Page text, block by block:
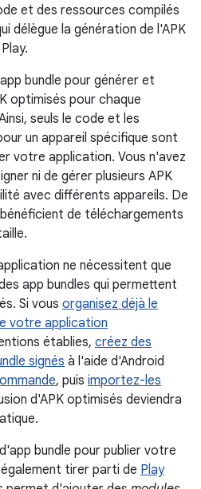
et des ressources compilés
délègue la génération de l'APK
bundle pour générer et
optimisés pour chaque
seuls le code et les
un appareil spécifique sont
votre application. Vous n'avez
ni de gérer plusieurs APK
avec différents appareils. De
de téléchargements
ne nécessitent que
app bundles qui permettent
Si vous organisez déjà le
votre application
établies, créez des
signés à l'aide d'Android
, puis importez-les
d'APK optimisés deviendra
bundle pour publier votre
tirer parti de Play